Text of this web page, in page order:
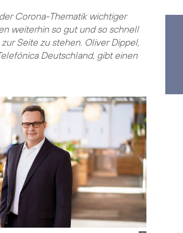
Corona-Thematik wichtiger
weiterhin so gut und so schnell
Seite zu stehen. Oliver Dippel,
Deutschland, gibt einen